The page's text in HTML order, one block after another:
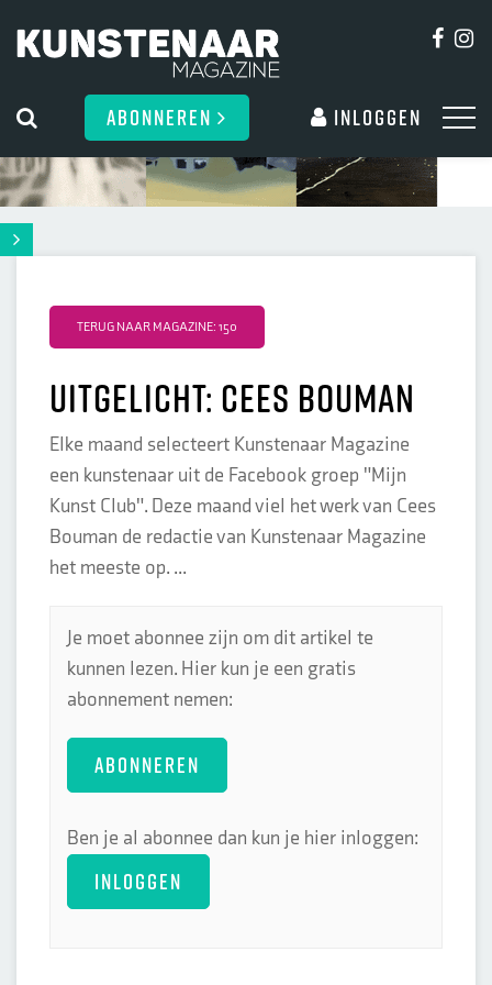
ABONNEREN Inloggen
TERUG NAAR MAGAZINE: 150
Uitgelicht: Cees Bouman
Elke maand selecteert Kunstenaar Magazine
een kunstenaar uit de Facebook groep "Mijn
Kunst Club". Deze maand viel het werk van Cees
Bouman de redactie van Kunstenaar Magazine
het meeste op. ...
Je moet abonnee zijn om dit artikel te
kunnen lezen. Hier kun je een gratis
abonnement nemen:
ABONNEREN
Ben je al abonnee dan kun je hier inloggen:
INLOGGEN